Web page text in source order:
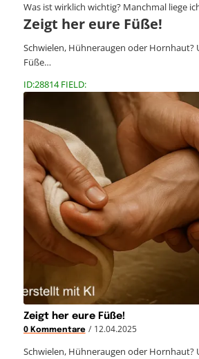
Was ist wirklich wichtig? Manchmal liege
Zeigt her eure Füße!
Schwielen, Hühneraugen oder Hornhaut?
Füße…
ID:28814 FIELD:
Zeigt her eure Füße!
0 Kommentare / 12.04.2025
Schwielen, Hühneraugen oder Hornhaut?